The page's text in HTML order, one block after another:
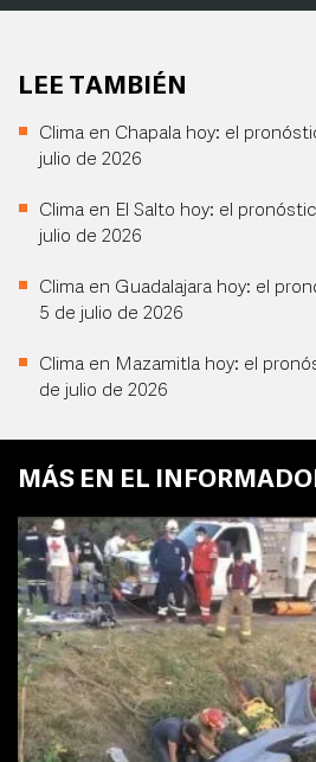
LEE TAMBIÉN
Clima en Chapala hoy: el
julio de 2026
Clima en El Salto hoy: el
julio de 2026
Clima en Guadalajara hoy: el
5 de julio de 2026
Clima en Mazamitla hoy: el
de julio de 2026
MÁS EN EL